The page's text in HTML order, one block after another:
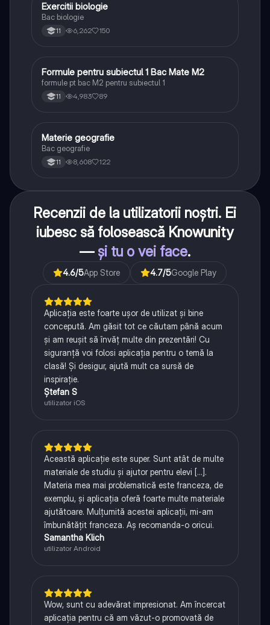
Biologie
Exercitii biologie
Bac biologie
11 6,262 150
Matematică
Formule pentru subiectul 1 Bac Mate M2
formule pt bac M2 pentru subiectul 1
11 4,983 89
Geografie
Materie geografie
Bac geografie
11 8,608 122
Recenzii de la utilizatorii noștri. Ei
iubesc să folosească Knowunity
— și tu o vei face.
4.6/5App Store 4.7/5Google Play
Aplicația este foarte ușor de utilizat și bine
concepută. Am găsit tot ce căutam până acum
și am reușit să învăț multe din prezentări! Cu
siguranță voi folosi aplicația pentru o temă la
clasă! Și desigur, ajută mult ca sursă de
inspirație.
Ștefan S
utilizator iOS
Această aplicație este super. Sunt atât de multe
materiale de studiu și ajutor pentru elevi [...].
Materia mea mai problematică este franceza, de
exemplu, și aplicația oferă foarte multe materiale
ajutătoare. Mulțumită acestei aplicații, mi-am
îmbunătățit franceza. Aș recomanda-o oricui.
Samantha Klich
utilizator Android
Wow, sunt cu adevărat impresionat. Am încercat
aplicația pentru că am văzut-o promovată de